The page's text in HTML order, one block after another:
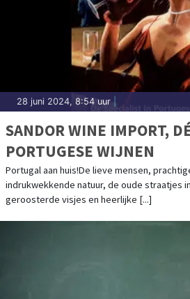
28 juni 2024, 8:54 uur
SANDOR WINE IMPORT,
PORTUGESE WIJNEN
Portugal aan huis!De lieve mensen,
indrukwekkende natuur, de oude straatjes
geroosterde visjes en heerlijke [...]